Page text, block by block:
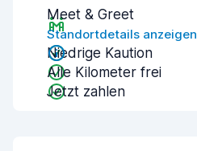
Meet & Greet
Standortdetails anzeigen
Niedrige Kaution
Alle Kilometer frei
Jetzt zahlen